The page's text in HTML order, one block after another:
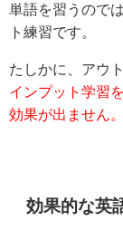
単語を習うので
ト練習です。
たしかに、アウ
インプット学習
効果が出ません。
効果的な英